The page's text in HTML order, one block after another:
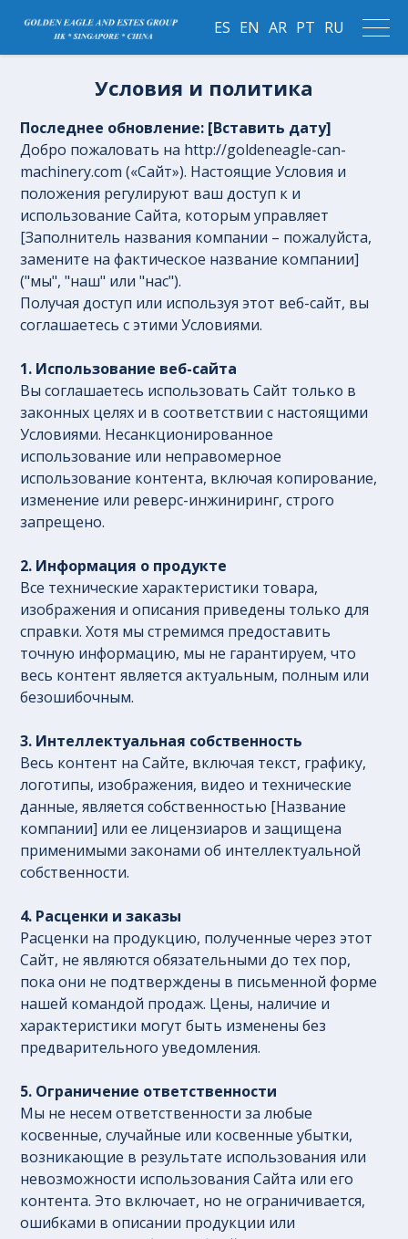
ES EN AR PT RU
Условия и политика
Последнее обновление: [Вставить дату]
Добро пожаловать на http://goldeneagle-can-
machinery.com («Сайт»). Настоящие Условия и
положения регулируют ваш доступ к и
использование Сайта, которым управляет
[Заполнитель названия компании – пожалуйста,
замените на фактическое название компании]
("мы", "наш" или "нас").
Получая доступ или используя этот веб-сайт, вы
соглашаетесь с этими Условиями.
1. Использование веб-сайта
Вы соглашаетесь использовать Сайт только в
законных целях и в соответствии с настоящими
Условиями. Несанкционированное
использование или неправомерное
использование контента, включая копирование,
изменение или реверс-инжиниринг, строго
запрещено.
2. Информация о продукте
Все технические характеристики товара,
изображения и описания приведены только для
справки. Хотя мы стремимся предоставить
точную информацию, мы не гарантируем, что
весь контент является актуальным, полным или
безошибочным.
3. Интеллектуальная собственность
Весь контент на Сайте, включая текст, графику,
логотипы, изображения, видео и технические
данные, является собственностью [Название
компании] или ее лицензиаров и защищена
применимыми законами об интеллектуальной
собственности.
4. Расценки и заказы
Расценки на продукцию, полученные через этот
Сайт, не являются обязательными до тех пор,
пока они не подтверждены в письменной форме
нашей командой продаж. Цены, наличие и
характеристики могут быть изменены без
предварительного уведомления.
5. Ограничение ответственности
Мы не несем ответственности за любые
косвенные, случайные или косвенные убытки,
возникающие в результате использования или
невозможности использования Сайта или его
контента. Это включает, но не ограничивается,
ошибками в описании продукции или